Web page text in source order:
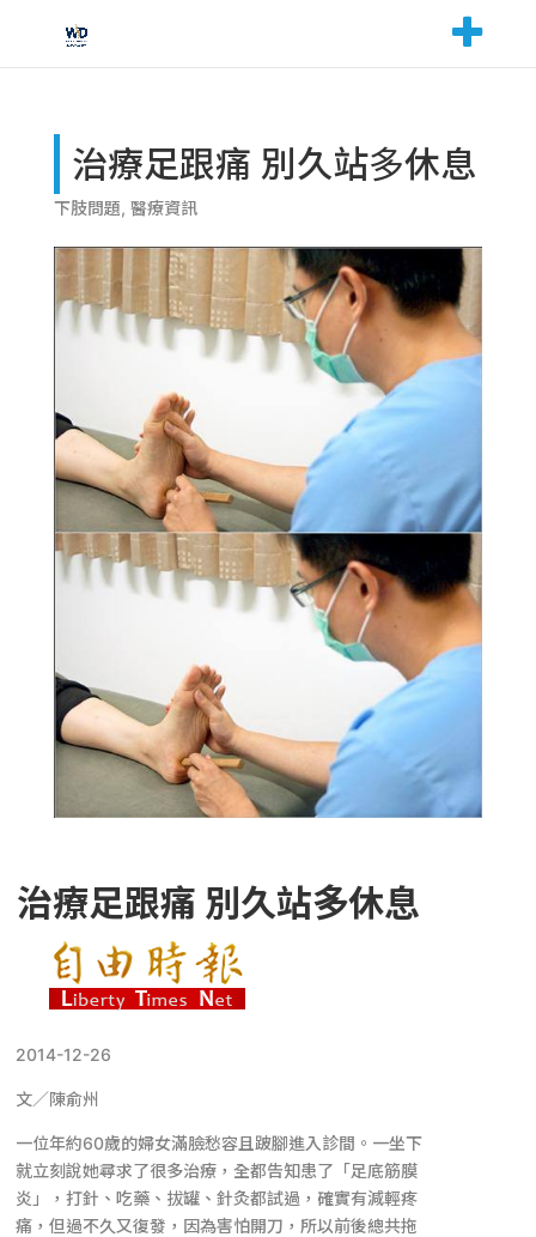
治療足跟痛 別久站多休息
下肢問題, 醫療資訊
治療足跟痛 別久站多休息
2014-12-26
文／陳俞州
一位年約60歲的婦女滿臉愁容且跛腳進入診間。一坐下
就立刻說她尋求了很多治療，全都告知患了「足底筋膜
炎」，打針、吃藥、拔罐、針灸都試過，確實有減輕疼
痛，但過不久又復發，因為害怕開刀，所以前後總共拖